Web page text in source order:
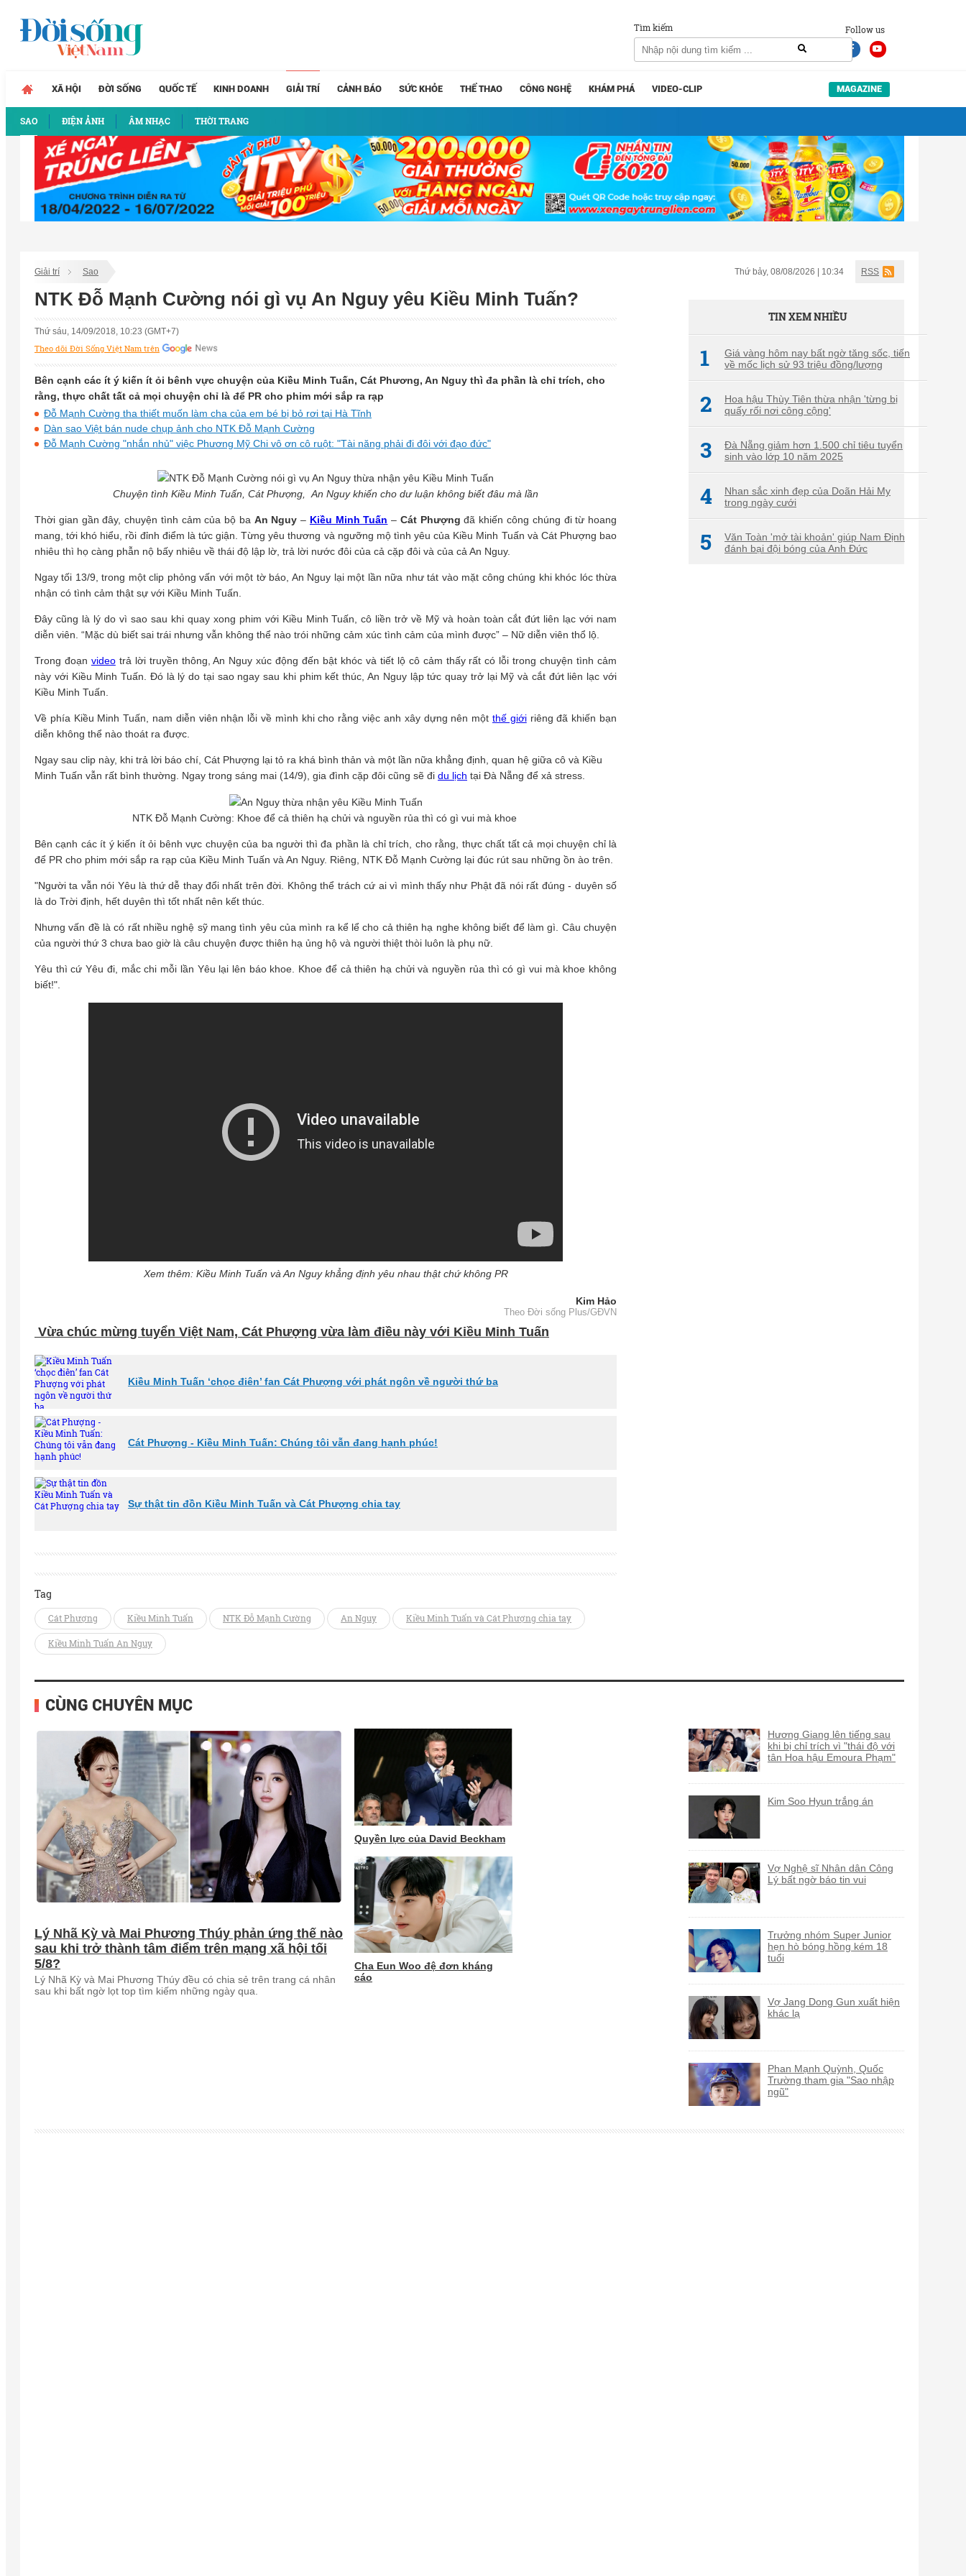
Follow us
Tìm kiếm
XÃ HỘI ĐỜI SỐNG QUỐC TẾ KINH DOANH GIẢI TRÍ
SAO ĐIỆN ẢNH ÂM NHẠC THỜI TRANG
CẢNH BÁO SỨC KHỎE THỂ THAO CÔNG NGHỆ KHÁM PHÁ VIDEO-CLIP MAGAZINE
Giải trí Sao Thứ bảy, 08/08/2026 | 10:34 RSS
NTK Đỗ Mạnh Cường nói gì vụ An Nguy yêu Kiều Minh Tuấn?
Thứ sáu, 14/09/2018, 10:23 (GMT+7)
Theo dõi Đời Sống Việt Nam trên
Bên cạnh các ít ý kiến ít ỏi bênh vực chuyện của Kiều Minh Tuấn, Cát Phương, An Nguy thì đa phần là chỉ trích, cho
rằng, thực chất tất cả mọi chuyện chỉ là để PR cho phim mới sắp ra rạp
Đỗ Mạnh Cường tha thiết muốn làm cha của em bé bị bỏ rơi tại Hà Tĩnh
Dàn sao Việt bán nude chụp ảnh cho NTK Đỗ Mạnh Cường
Đỗ Mạnh Cường "nhắn nhủ" việc Phương Mỹ Chi vô ơn cô ruột: "Tài năng phải đi đôi với đạo đức"
Chuyện tình Kiều Minh Tuấn, Cát Phượng, An Nguy khiến cho dư luận không biết đâu mà lần
Thời gian gần đây, chuyện tình cảm của bộ ba An Nguy – Kiều Minh Tuấn – Cát Phượng đã khiến công chúng đi từ hoang
mang, tới khó hiểu, rồi đỉnh điểm là tức giận. Từng yêu thương và ngưỡng mộ tình yêu của Kiều Minh Tuấn và Cát Phượng bao
nhiêu thì họ càng phẫn nộ bấy nhiêu về thái độ lập lờ, trả lời nước đôi của cả cặp đôi và của cả An Nguy.
Ngay tối 13/9, trong một clip phỏng vấn với một tờ báo, An Nguy lại một lần nữa như tát vào mặt công chúng khi khóc lóc thừa
nhận có tình cảm thật sự với Kiều Minh Tuấn.
Đây cũng là lý do vì sao sau khi quay xong phim với Kiều Minh Tuấn, cô liền trở về Mỹ và hoàn toàn cắt đứt liên lạc với nam
diễn viên. “Mặc dù biết sai trái nhưng vẫn không thể nào trói những cảm xúc tình cảm của mình được” – Nữ diễn viên thổ lộ.
Trong đoạn videotrả lời truyền thông, An Nguy xúc động đến bật khóc và tiết lộ cô cảm thấy rất có lỗi trong chuyện tình cảm
này với Kiều Minh Tuấn. Đó là lý do tại sao ngay sau khi phim kết thúc, An Nguy lập tức quay trở lại Mỹ và cắt đứt liên lạc với
Kiều Minh Tuấn.
Về phía Kiều Minh Tuấn, nam diễn viên nhận lỗi về mình khi cho rằng việc anh xây dựng nên một thế giớiriêng đã khiến bạn
diễn không thể nào thoát ra được.
Ngay sau clip này, khi trả lời báo chí, Cát Phượng lại tỏ ra khá bình thản và một lần nữa khẳng định, quan hệ giữa cô và Kiều
Minh Tuấn vẫn rất bình thường. Ngay trong sáng mai (14/9), gia đình cặp đôi cũng sẽ đi du lịch tại Đà Nẵng để xả stress.
NTK Đỗ Mạnh Cường: Khoe để cả thiên hạ chửi và nguyền rủa thì có gì vui mà khoe
Bên cạnh các ít ý kiến ít ỏi bênh vực chuyện của ba người thì đa phần là chỉ trích, cho rằng, thực chất tất cả mọi chuyện chỉ là
để PR cho phim mới sắp ra rạp của Kiều Minh Tuấn và An Nguy. Riêng, NTK Đỗ Mạnh Cường lại đúc rút sau những ồn ào trên.
"Người ta vẫn nói Yêu là thứ dễ thay đổi nhất trên đời. Không thể trách cứ ai vì mình thấy như Phật đã nói rất đúng - duyên số
là do Trời định, hết duyên thì tốt nhất nên kết thúc.
Nhưng vấn đề là có rất nhiều nghệ sỹ mang tình yêu của mình ra kể lể cho cả thiên hạ nghe không biết để làm gì. Câu chuyện
của người thứ 3 chưa bao giờ là câu chuyện được thiên hạ ủng hộ và người thiệt thòi luôn là phụ nữ.
Yêu thì cứ Yêu đi, mắc chi mỗi lần Yêu lại lên báo khoe. Khoe để cả thiên hạ chửi và nguyền rủa thì có gì vui mà khoe không
biết!".
Xem thêm: Kiều Minh Tuấn và An Nguy khẳng định yêu nhau thật chứ không PR
Kim Hảo
Theo Đời sống Plus/GĐVN
Vừa chúc mừng tuyển Việt Nam, Cát Phượng vừa làm điều này với Kiều Minh Tuấn
Kiều Minh Tuấn ‘chọc điên’ fan Cát Phượng với phát ngôn về người thứ ba
Cát Phượng - Kiều Minh Tuấn: Chúng tôi vẫn đang hạnh phúc!
Sự thật tin đồn Kiều Minh Tuấn và Cát Phượng chia tay
Tag
Cát Phượng Kiều Minh Tuấn NTK Đỗ Mạnh Cường An Nguy Kiều Minh Tuấn và Cát Phượng chia tay
Kiều Minh Tuấn An Nguy
TIN XEM NHIỀU
1
Giá vàng hôm nay bất ngờ tăng sốc, tiến
về mốc lịch sử 93 triệu đồng/lượng
2
Hoa hậu Thùy Tiên thừa nhận 'từng bị
quấy rối nơi công cộng'
3
Đà Nẵng giảm hơn 1.500 chỉ tiêu tuyển
sinh vào lớp 10 năm 2025
4
Nhan sắc xinh đẹp của Doãn Hải My
trong ngày cưới
5
Văn Toàn 'mở tài khoản' giúp Nam Định
đánh bại đội bóng của Anh Đức
CÙNG CHUYÊN MỤC
Lý Nhã Kỳ và Mai Phương Thúy phản ứng thế nào
sau khi trở thành tâm điểm trên mạng xã hội tối
5/8?
Lý Nhã Kỳ và Mai Phương Thúy đều có chia sẻ trên trang cá nhân
sau khi bất ngờ lọt top tìm kiếm những ngày qua.
Quyền lực của David Beckham
Cha Eun Woo đệ đơn kháng
cáo
Hương Giang lên tiếng sau
khi bị chỉ trích vì "thái độ với
tân Hoa hậu Emoura Phạm"
Kim Soo Hyun trắng án
Vợ Nghệ sĩ Nhân dân Công
Lý bất ngờ báo tin vui
Trưởng nhóm Super Junior
hẹn hò bóng hồng kém 18
tuổi
Vợ Jang Dong Gun xuất hiện
khác lạ
Phan Mạnh Quỳnh, Quốc
Trường tham gia "Sao nhập
ngũ"